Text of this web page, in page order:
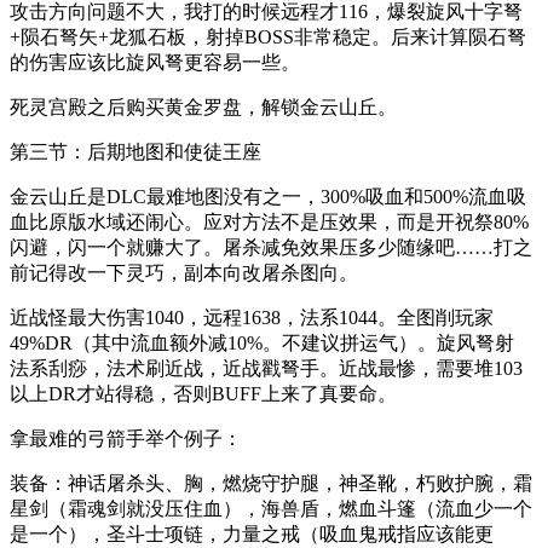
攻击方向问题不大，我打的时候远程才116，爆裂旋风十字弩
+陨石弩矢+龙狐石板，射掉BOSS非常稳定。后来计算陨石弩
的伤害应该比旋风弩更容易一些。
死灵宫殿之后购买黄金罗盘，解锁金云山丘。
第三节：后期地图和使徒王座
金云山丘是DLC最难地图没有之一，300%吸血和500%流血吸
血比原版水域还闹心。应对方法不是压效果，而是开祝祭80%
闪避，闪一个就赚大了。屠杀减免效果压多少随缘吧……打之
前记得改一下灵巧，副本向改屠杀图向。
近战怪最大伤害1040，远程1638，法系1044。全图削玩家
49%DR（其中流血额外减10%。不建议拼运气）。旋风弩射
法系刮痧，法术刷近战，近战戳弩手。近战最惨，需要堆103
以上DR才站得稳，否则BUFF上来了真要命。
拿最难的弓箭手举个例子：
装备：神话屠杀头、胸，燃烧守护腿，神圣靴，朽败护腕，霜
星剑（霜魂剑就没压住血），海兽盾，燃血斗篷（流血少一个
是一个），圣斗士项链，力量之戒（吸血鬼戒指应该能更